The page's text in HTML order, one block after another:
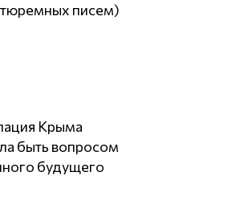
тюремных писем)
быть вопросом
будущего